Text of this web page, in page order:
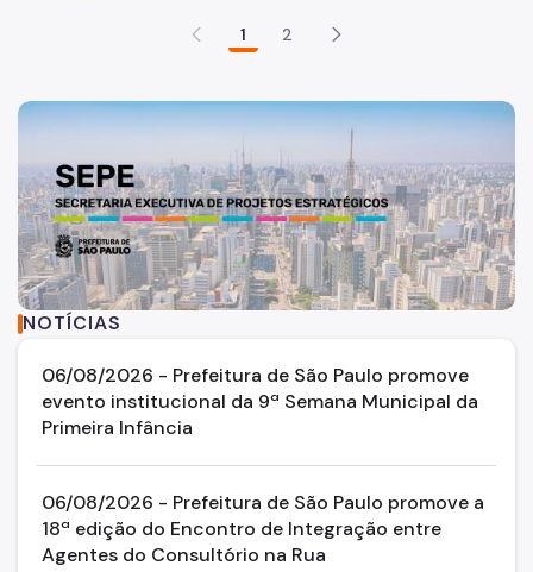
Cena aberta de uso de drogas: como chegamos até aqui
1 2
NOTÍCIAS
06/08/2026 - Prefeitura de São Paulo promove
evento institucional da 9ª Semana Municipal da
Primeira Infância
06/08/2026 - Prefeitura de São Paulo promove a
18ª edição do Encontro de Integração entre
Agentes do Consultório na Rua